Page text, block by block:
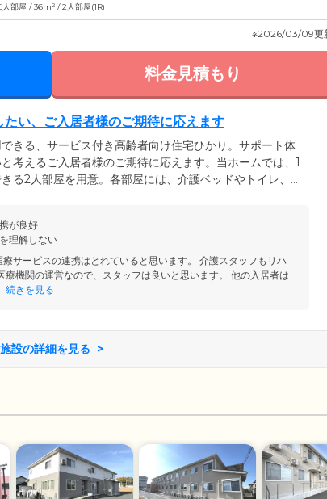
人部屋 / 36m2 / 2人部屋(1R)
※2026/03/09更
料金見積もり
い、ご入居者様のご期待に応えます
きる、サービス付き高齢者向け住宅ひかり。サポート体
考えるご入居者様のご期待に応えます。当ホームでは、1
る2人部屋を用意。各部屋には、介護ベッドやトイレ、エ
作ができる「自立」の方から、介護が必要な方まで幅広
が良好
理解しない
サービスの連携はとれていると思います。 介護スタッフもリハ
療機関の運営なので、スタッフは良いと思います。 他の入居者は
続きを見る
施設の詳細を見る